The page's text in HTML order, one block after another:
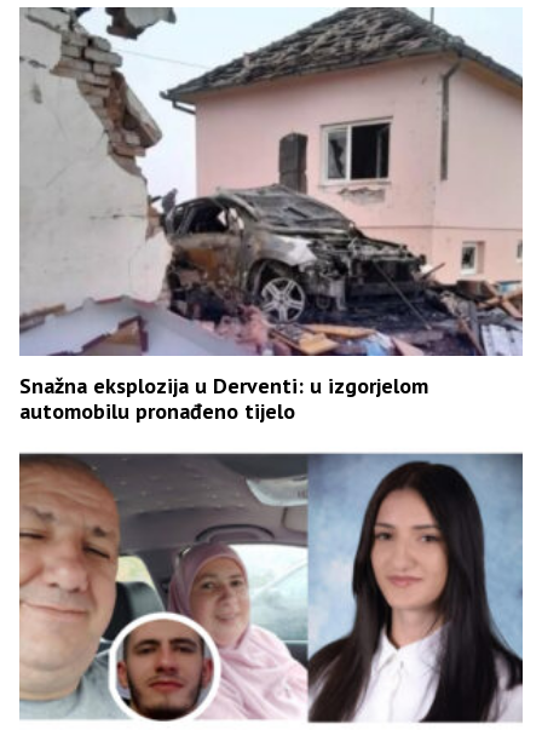
Snažna eksplozija u Derventi: u izgorjelom
automobilu pronađeno tijelo